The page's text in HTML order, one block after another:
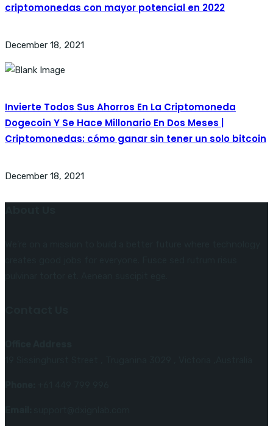
criptomonedas con mayor potencial en 2022
December 18, 2021
Invierte Todos Sus Ahorros En La Criptomoneda
Dogecoin Y Se Hace Millonario En Dos Meses |
Criptomonedas: cómo ganar sin tener un solo bitcoin
December 18, 2021